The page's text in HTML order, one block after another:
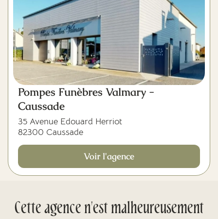
Pompes Funèbres Valmary -
Caussade
35 Avenue Edouard Herriot
82300 Caussade
Voir l'agence
Cette agence n'est malheureusement